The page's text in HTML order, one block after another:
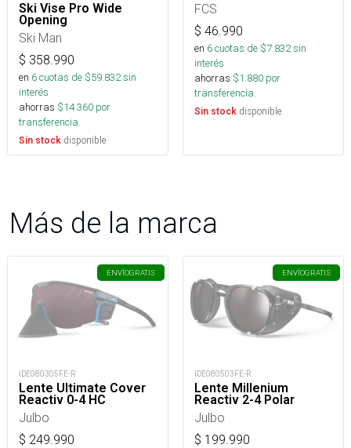
Ski Vise Pro Wide
Opening
Ski Man
$ 358.990
en 6cuotas de $59.832sin
interés
ahorras $14.360 por
transferencia.
Sin stock disponible
FCS
$ 46.990
en 6cuotas de $7.832sin
interés
ahorras $1.880 por
transferencia.
Sin stock disponible
Más de la marca
ENVÍOGRATIS
IDE080305FE-R
Lente Ultimate Cover
Reactiv 0-4 HC
Julbo
$ 249.990
ENVÍOGRATIS
IDE080503FE-R
Lente Millenium
Reactiv 2-4 Polar
Julbo
$ 199.990